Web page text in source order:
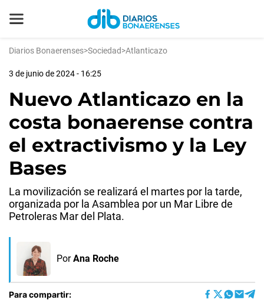
Diarios Bonaerenses>Sociedad>Atlanticazo
3 de junio de 2024 - 16:25
Nuevo Atlanticazo en la
costa bonaerense contra
el extractivismo y la Ley
Bases
La movilización se realizará el martes por la tarde,
organizada por la Asamblea por un Mar Libre de
Petroleras Mar del Plata.
Por Ana Roche
Para compartir: